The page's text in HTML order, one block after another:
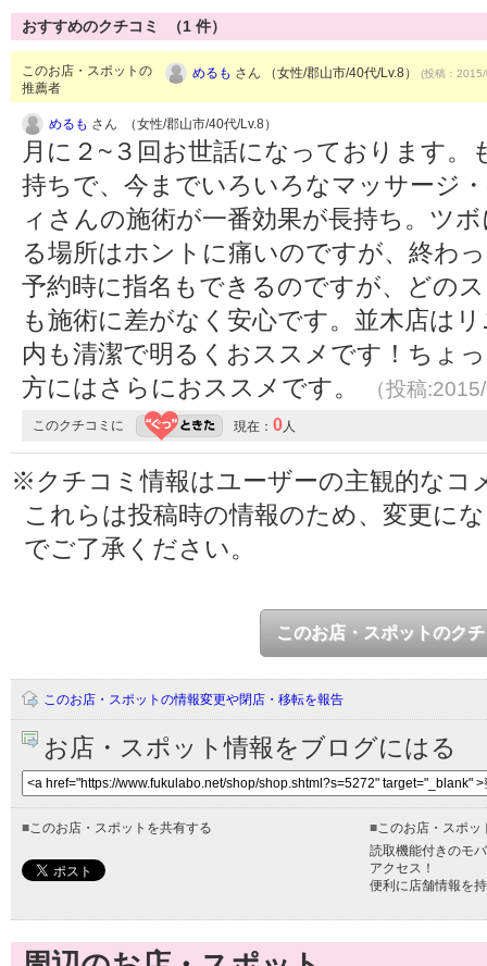
おすすめのクチコミ （1 件）
このお店・スポットの
推薦者
めるも さん （女性/郡山市/40代/Lv.8） (投稿：
めるも さん （女性/郡山市/40代/Lv.8）
月に２~３回お世話になっております
持ちで、今までいろいろなマッサージ
ィさんの施術が一番効果が長持ち。ツ
る場所はホントに痛いのですが、終わ
予約時に指名もできるのですが、どの
も施術に差がなく安心です。並木店は
内も清潔で明るくおススメです！ちょ
方にはさらにおススメです。
（投稿
このクチコミに 現在： 0人
※クチコミ情報はユーザーの主観的なコ
これらは投稿時の情報のため、変更に
でご了承ください。
このお店・スポットのク
このお店・スポットの情報変更や閉店・移転を報告
お店・スポット情報をブログにはる
■このお店・スポットを共有する ■このお店・スポッ
読取機能付きのモ
アクセス！
便利に店舗情報を